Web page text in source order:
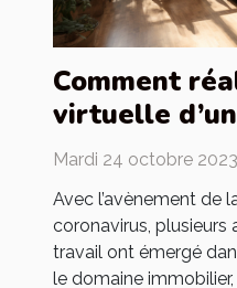
Comment
virtuelle
louer ?
Mardi 24 octobre
Avec l’avènement de
coronavirus,
travail ont émergé
le domaine